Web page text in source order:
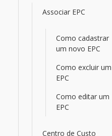
Associar EPC
Como cadastrar
um novo EPC
Como excluir um
EPC
Como editar um
EPC
Centro de Custo